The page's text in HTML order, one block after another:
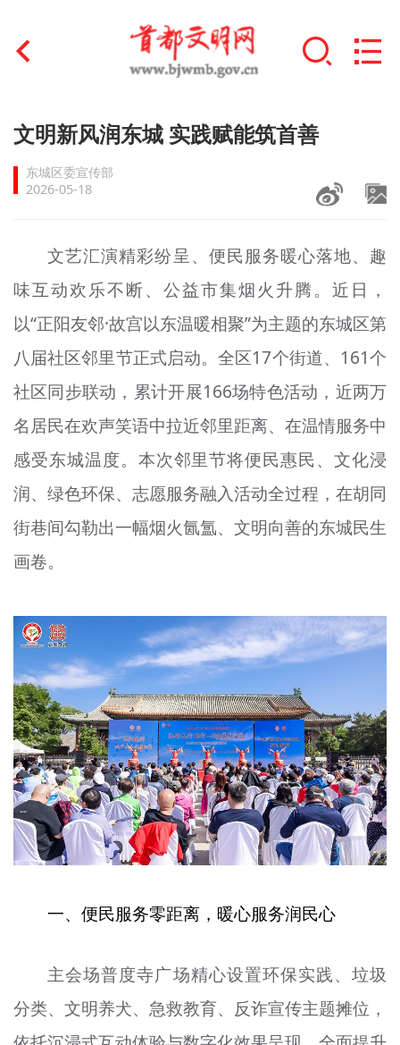
首页
文明创建
文明培育
+
未成年人思想道德建设
榜样人物
+
身边好人
文明评论
北京宣传文化引导基金
宣传思想文化人才
专题
文明新风润东城 实践赋能筑首善
东城区委宣传部
2026-05-18
文艺汇演精彩纷呈、便民服务暖心落地、趣
味互动欢乐不断、公益市集烟火升腾。近日，
以“正阳友邻·故宫以东温暖相聚”为主题的东城区第
八届社区邻里节正式启动。全区17个街道、161个
社区同步联动，累计开展166场特色活动，近两万
名居民在欢声笑语中拉近邻里距离、在温情服务中
感受东城温度。本次邻里节将便民惠民、文化浸
润、绿色环保、志愿服务融入活动全过程，在胡同
街巷间勾勒出一幅烟火氤氲、文明向善的东城民生
画卷。
一、便民服务零距离，暖心服务润民心
主会场普度寺广场精心设置环保实践、垃圾
分类、文明养犬、急救教育、反诈宣传主题摊位，